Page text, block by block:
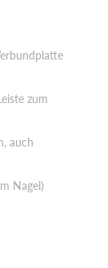
zum
auch
Nagel)